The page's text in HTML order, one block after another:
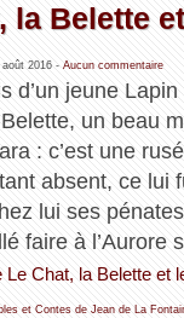
la Belette
août 2016- Aucun commentaire
d’un jeune Lapin
un beau
: c’est une
absent, ce lui
lui ses
faire à l’Aurore
Le Chat, la Belette et
et Contes de Jean de La